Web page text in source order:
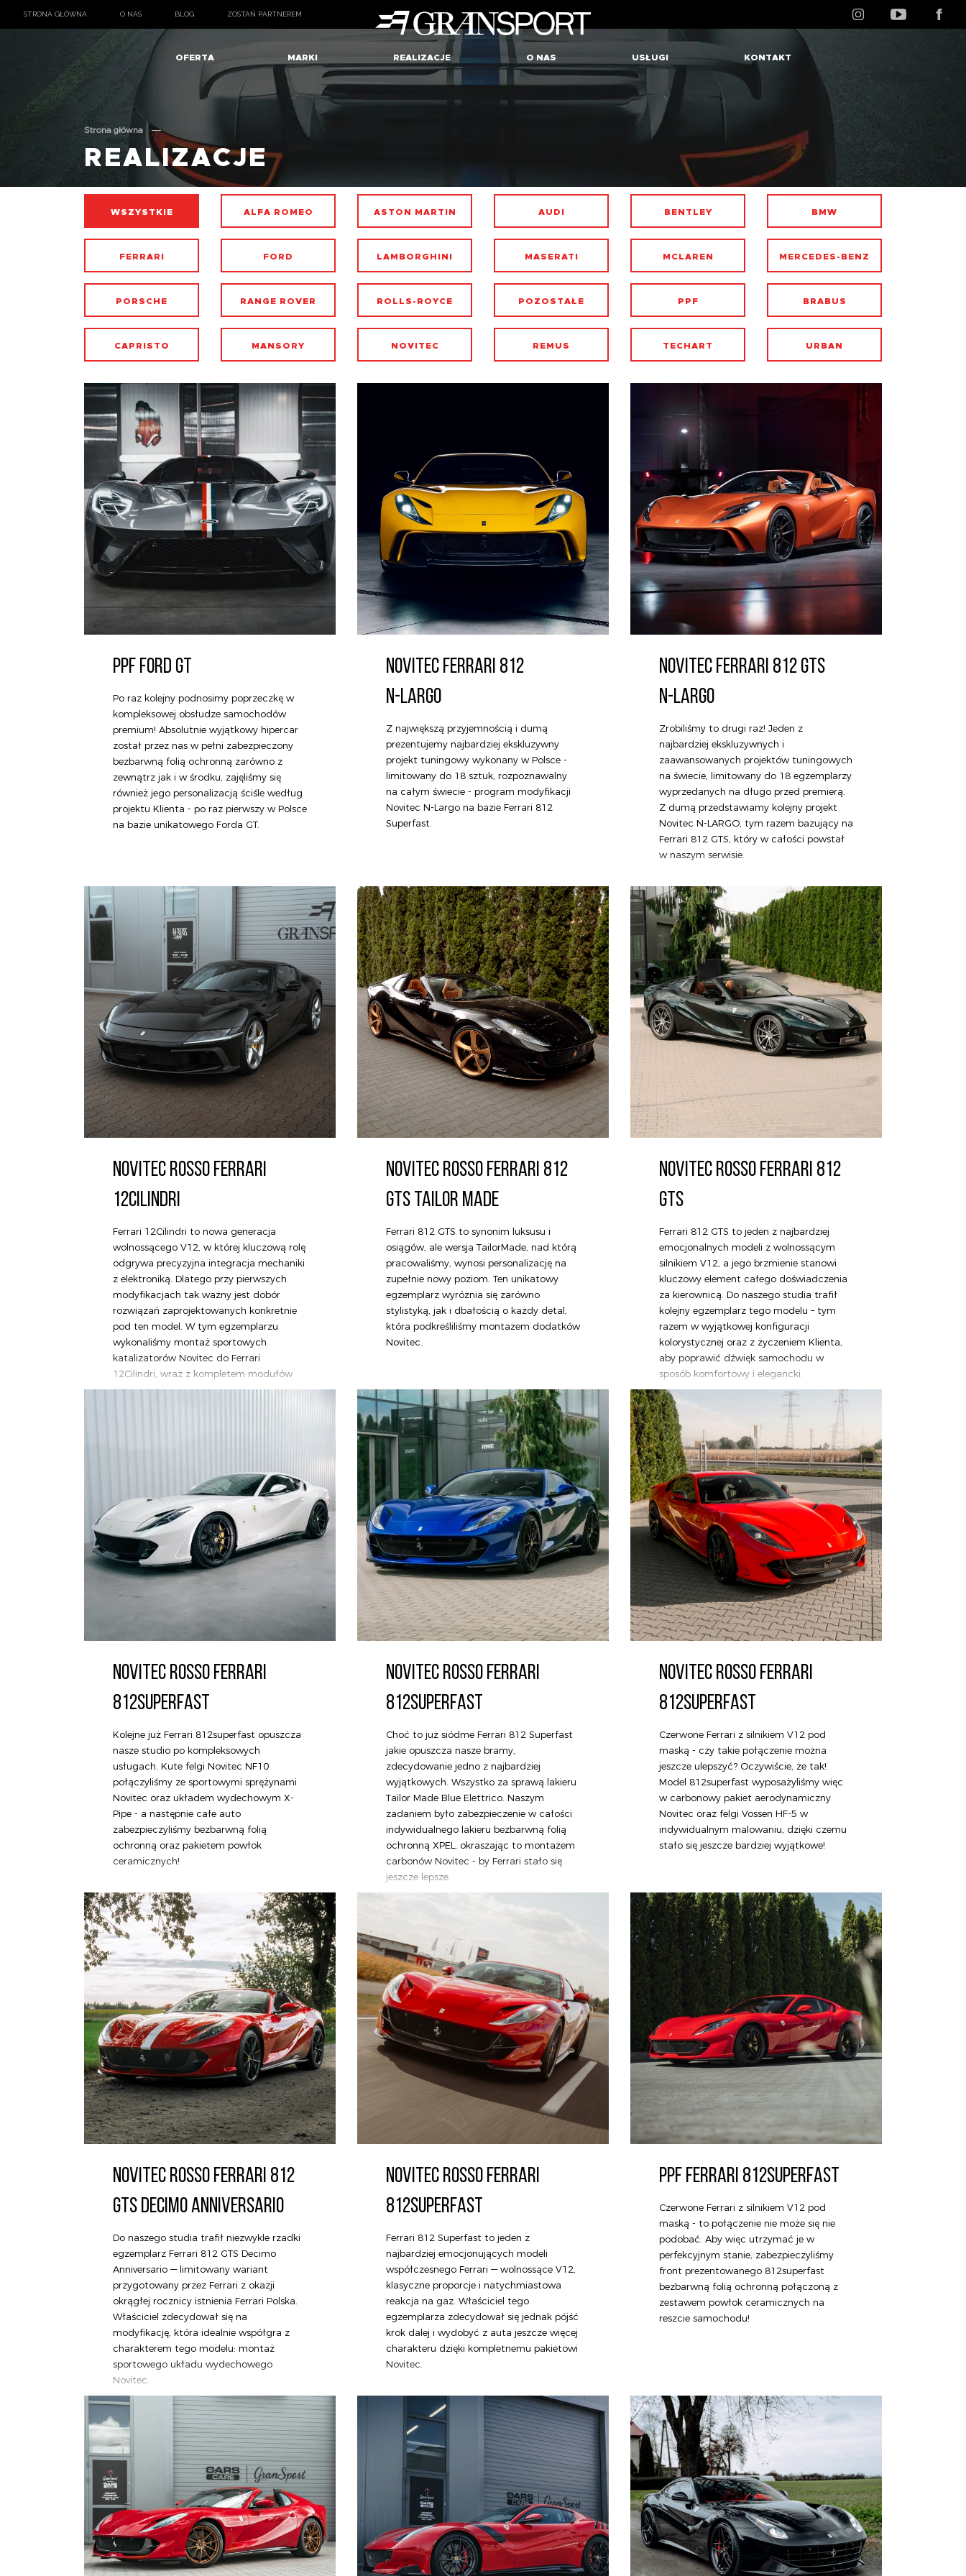
STRONA GŁÓWNA O NAS BLOG ZOSTAŃ PARTNEREM
OFERTA MARKI REALIZACJE O NAS USŁUGI KONTAKT
Strona główna
REALIZACJE
WSZYSTKIE ALFA ROMEO ASTON MARTIN AUDI BENTLEY BMW
FERRARI FORD LAMBORGHINI MASERATI MCLAREN MERCEDES-BENZ
PORSCHE RANGE ROVER ROLLS-ROYCE POZOSTAŁE PPF BRABUS
CAPRISTO MANSORY NOVITEC REMUS TECHART URBAN
PPF FORD GT
Po raz kolejny podnosimy poprzeczkę w
kompleksowej obsłudze samochodów
premium! Absolutnie wyjątkowy hipercar
został przez nas w pełni zabezpieczony
bezbarwną folią ochronną zarówno z
zewnątrz jak i w środku, zajęliśmy się
również jego personalizacją ściśle według
projektu Klienta - po raz pierwszy w Polsce
na bazie unikatowego Forda GT.
NOVITEC FERRARI 812
N-LARGO
Z największą przyjemnością i dumą
prezentujemy najbardziej ekskluzywny
projekt tuningowy wykonany w Polsce -
limitowany do 18 sztuk, rozpoznawalny
na całym świecie - program modyfikacji
Novitec N-Largo na bazie Ferrari 812
Superfast.
NOVITEC FERRARI 812 GTS
N-LARGO
Zrobiliśmy to drugi raz! Jeden z
najbardziej ekskluzywnych i
zaawansowanych projektów tuningowych
na świecie, limitowany do 18 egzemplarzy
wyprzedanych na długo przed premierą.
Z dumą przedstawiamy kolejny projekt
Novitec N-LARGO, tym razem bazujący na
Ferrari 812 GTS, który w całości powstał
w naszym serwisie.
NOVITEC ROSSO FERRARI
12CILINDRI
Ferrari 12Cilindri to nowa generacja
wolnossącego V12, w której kluczową rolę
odgrywa precyzyjna integracja mechaniki
z elektroniką. Dlatego przy pierwszych
modyfikacjach tak ważny jest dobór
rozwiązań zaprojektowanych konkretnie
pod ten model. W tym egzemplarzu
wykonaliśmy montaż sportowych
katalizatorów Novitec do Ferrari
12Cilindri, wraz z kompletem modułów
sterujących.
NOVITEC ROSSO FERRARI 812
GTS TAILOR MADE
Ferrari 812 GTS to synonim luksusu i
osiągów, ale wersja TailorMade, nad którą
pracowaliśmy, wynosi personalizację na
zupełnie nowy poziom. Ten unikatowy
egzemplarz wyróżnia się zarówno
stylistyką, jak i dbałością o każdy detal,
która podkreśliliśmy montażem dodatków
Novitec.
NOVITEC ROSSO FERRARI 812
GTS
Ferrari 812 GTS to jeden z najbardziej
emocjonalnych modeli z wolnossącym
silnikiem V12, a jego brzmienie stanowi
kluczowy element całego doświadczenia
za kierownicą. Do naszego studia trafił
kolejny egzemplarz tego modelu – tym
razem w wyjątkowej konfiguracji
kolorystycznej oraz z życzeniem Klienta,
aby poprawić dźwięk samochodu w
sposób komfortowy i elegancki.
NOVITEC ROSSO FERRARI
812SUPERFAST
Kolejne już Ferrari 812superfast opuszcza
nasze studio po kompleksowych
usługach. Kute felgi Novitec NF10
połączyliśmy ze sportowymi sprężynami
Novitec oraz układem wydechowym X-
Pipe - a następnie całe auto
zabezpieczyliśmy bezbarwną folią
ochronną oraz pakietem powłok
ceramicznych!
NOVITEC ROSSO FERRARI
812SUPERFAST
Choć to już siódme Ferrari 812 Superfast
jakie opuszcza nasze bramy,
zdecydowanie jedno z najbardziej
wyjątkowych. Wszystko za sprawą lakieru
Tailor Made Blue Elettrico. Naszym
zadaniem było zabezpieczenie w całości
indywidualnego lakieru bezbarwną folią
ochronną XPEL, okraszając to montażem
carbonów Novitec - by Ferrari stało się
jeszcze lepsze.
NOVITEC ROSSO FERRARI
812SUPERFAST
Czerwone Ferrari z silnikiem V12 pod
maską - czy takie połączenie można
jeszcze ulepszyć? Oczywiście, że tak!
Model 812superfast wyposażyliśmy więc
w carbonowy pakiet aerodynamiczny
Novitec oraz felgi Vossen HF-5 w
indywidualnym malowaniu, dzięki czemu
stało się jeszcze bardziej wyjątkowe!
NOVITEC ROSSO FERRARI 812
GTS DECIMO ANNIVERSARIO
Do naszego studia trafił niezwykle rzadki
egzemplarz Ferrari 812 GTS Decimo
Anniversario — limitowany wariant
przygotowany przez Ferrari z okazji
okrągłej rocznicy istnienia Ferrari Polska.
Właściciel zdecydował się na
modyfikację, która idealnie współgra z
charakterem tego modelu: montaż
sportowego układu wydechowego
Novitec.
NOVITEC ROSSO FERRARI
812SUPERFAST
Ferrari 812 Superfast to jeden z
najbardziej emocjonujących modeli
współczesnego Ferrari — wolnossące V12,
klasyczne proporcje i natychmiastowa
reakcja na gaz. Właściciel tego
egzemplarza zdecydował się jednak pójść
krok dalej i wydobyć z auta jeszcze więcej
charakteru dzięki kompletnemu pakietowi
Novitec.
PPF FERRARI 812SUPERFAST
Czerwone Ferrari z silnikiem V12 pod
maską - to połączenie nie może się nie
podobać. Aby więc utrzymać je w
perfekcyjnym stanie, zabezpieczyliśmy
front prezentowanego 812superfast
bezbarwną folią ochronną połączoną z
zestawem powłok ceramicznych na
reszcie samochodu!